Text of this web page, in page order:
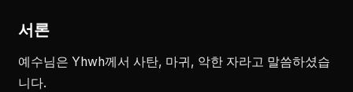
서론
예수님은 Yhwh께서 사탄, 마귀, 악한 자라고 말씀하셨습
니다.